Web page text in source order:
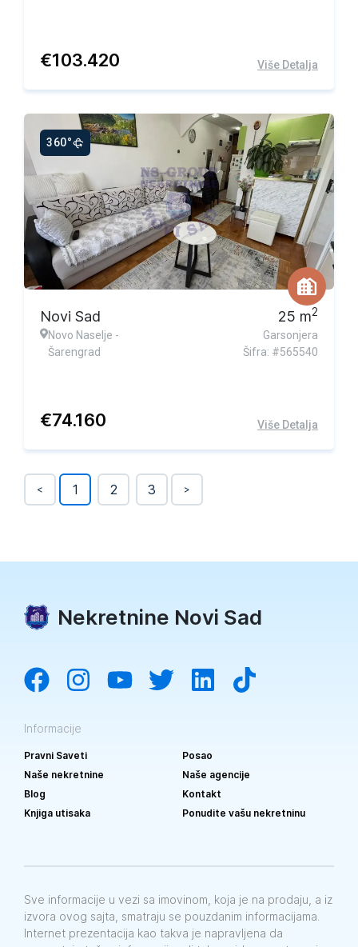
€103.420 Više Detalja
360°
Novi Sad
Novo Naselje -
Šarengrad
25 m2
Garsonjera
Šifra: #565540
€74.160 Više Detalja
< 1 2 3 >
Nekretnine Novi Sad
Informacije
Pravni Saveti
Posao
Naše nekretnine
Naše agencije
Blog
Kontakt
Knjiga utisaka
Ponudite vašu nekretninu
Sve informacije u vezi sa imovinom, koja je na prodaju, a iz
izvora ovog sajta, smatraju se pouzdanim informacijama.
Internet prezentacija kao takva je napravljena da